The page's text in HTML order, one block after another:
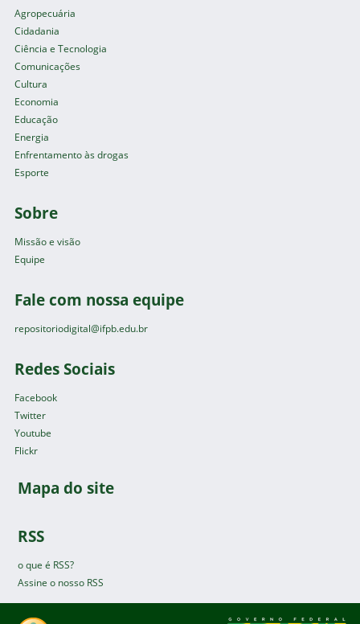
Agropecuária
Cidadania
Ciência e Tecnologia
Comunicações
Cultura
Economia
Educação
Energia
Enfrentamento às drogas
Esporte
Sobre
Missão e visão
Equipe
Fale com nossa equipe
repositoriodigital@ifpb.edu.br
Redes Sociais
Facebook
Twitter
Youtube
Flickr
Mapa do site
RSS
o que é RSS?
Assine o nosso RSS